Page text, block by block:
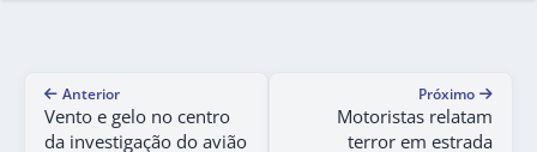
Anterior
Vento e gelo no centro
da investigação do avião
Próximo
Motoristas relatam
terror em estrada